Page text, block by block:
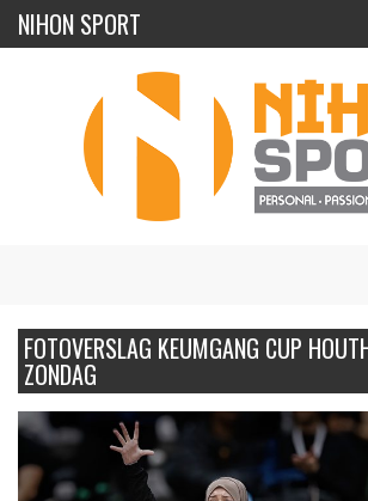
NIHON SPORT
FOTOVERSLAG KEUMGANG CUP
ZONDAG